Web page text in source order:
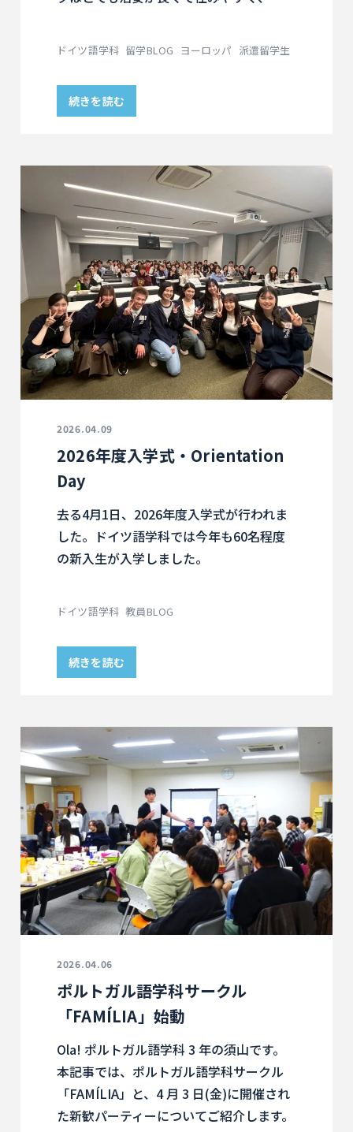
ドイツ語学科 留学BLOG ヨーロッパ 派遣留学生
続きを読む
2026.04.09
2026年度入学式・Orientation
Day
去る4月1日、2026年度入学式が行われま
した。ドイツ語学科では今年も60名程度
の新入生が入学しました。
ドイツ語学科 教員BLOG
続きを読む
2026.04.06
ポルトガル語学科サークル
「FAMÍLIA」始動
Ola! ポルトガル語学科 3 年の須山です。
本記事では、ポルトガル語学科サークル
「FAMÍLIA」と、4 月 3 日(金)に開催され
た新歓パーティーについてご紹介します。